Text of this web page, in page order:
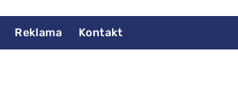
Reklama Kontakt